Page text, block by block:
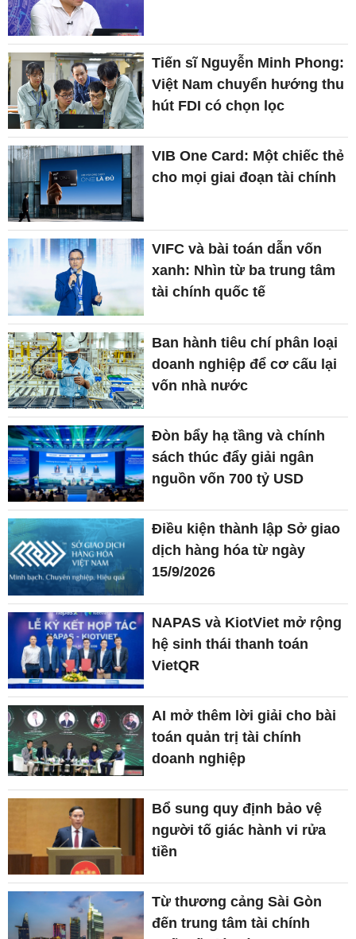
Tiến sĩ Nguyễn Minh Phong:
Việt Nam chuyển hướng thu
hút FDI có chọn lọc
VIB One Card: Một chiếc thẻ
cho mọi giai đoạn tài chính
VIFC và bài toán dẫn vốn
xanh: Nhìn từ ba trung tâm
tài chính quốc tế
Ban hành tiêu chí phân loại
doanh nghiệp để cơ cấu lại
vốn nhà nước
Đòn bẩy hạ tầng và chính
sách thúc đẩy giải ngân
nguồn vốn 700 tỷ USD
Điều kiện thành lập Sở giao
dịch hàng hóa từ ngày
15/9/2026
NAPAS và KiotViet mở rộng
hệ sinh thái thanh toán
VietQR
AI mở thêm lời giải cho bài
toán quản trị tài chính
doanh nghiệp
Bổ sung quy định bảo vệ
người tố giác hành vi rửa
tiền
Từ thương cảng Sài Gòn
đến trung tâm tài chính